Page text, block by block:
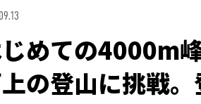
めての4000m
の登山に挑戦